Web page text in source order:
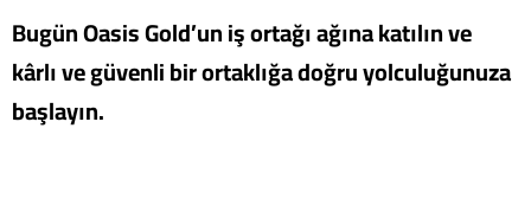
Bugün Oasis Gold’un iş ortağı ağına katılın ve
kârlı ve güvenli bir ortaklığa doğru yolculuğunuza
başlayın.